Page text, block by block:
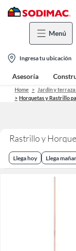
Menú
location-
icon
Ingresa tu ubicación
Asesoría
Home
Jardín y
Horquetas y Rastrillo
Rastrillo y
Llega hoy Llega